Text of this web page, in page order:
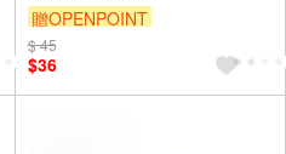
贈OPENPOINT
$ 45
$36